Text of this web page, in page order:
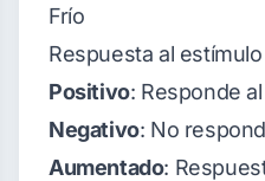
Frío
Respuesta al
Positivo: Responde
Negativo: No
Aumentado: